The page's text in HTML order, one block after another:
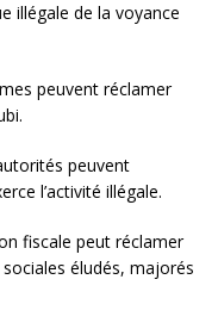
illégale de la voyance
peuvent réclamer
peuvent
l’activité illégale.
fiscale peut réclamer
éludés, majorés